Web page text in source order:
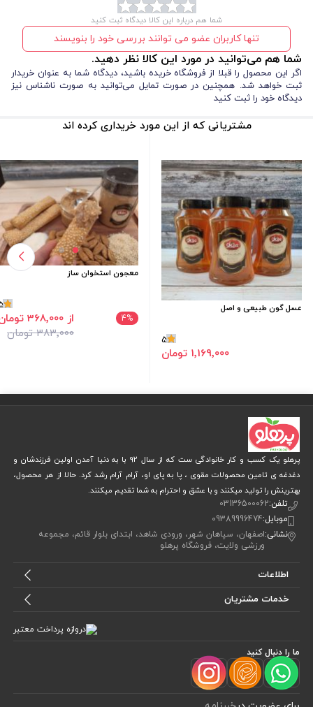
شما هم درباره این کالا دیدگاه ثبت کنید
تنها کاربران عضو می توانند بررسی خود را بنویسند
شما هم می‌توانید در مورد این کالا نظر دهید.
اگر این محصول را قبلا از فروشگاه خریده باشید، دیدگاه شما به عنوان خریدار
ثبت خواهد شد. همچنین در صورت تمایل می‌توانید به صورت ناشناس نیز
دیدگاه خود را ثبت کنید
مشتریانی که از این مورد خریداری کرده اند
عسل گون طبیعی و اصل
5
1٬169٬000 تومان
معجون استخوان ساز
4%
383٬000 تومان
از 368٬000 تومان
پرهلو یک کسب و کار خانوادگی ست که از سال 92 با به دنیا آمدن اولین فرزندشان و
دغدغه ی تامین محصولات مقوی ، پا به پای او، آرام آرام رشد کرد. حالا از هر محصول،
بهترینش را تولید میکنند و با عشق و احترام به شما تقدیم میکنند.
تلفن:03136500062
موبایل:09389996474
نشانی:اصفهان، سپاهان شهر، ورودی شاهد، ابتدای بلوار قائم، مجموعه
ورزشی ولایت، فروشگاه پرهلو
اطلاعات
خدمات مشتریان
ما را دنبال کنید